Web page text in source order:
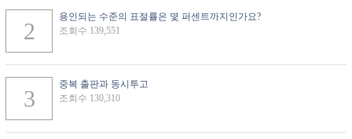
용인되는 수준의 표절률은 몇 퍼센트까지인가요?
조회수 139,551
중복 출판과 동시투고
조회수 130,310